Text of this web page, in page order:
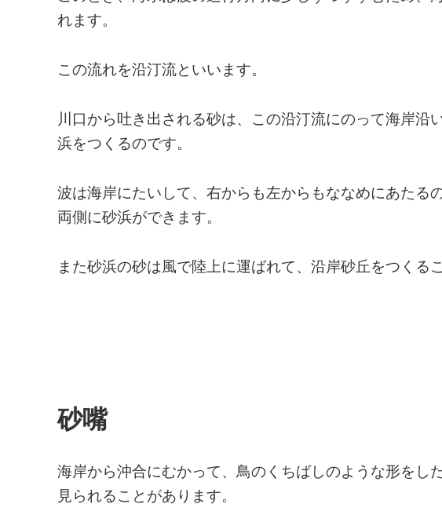
れます。
この流れを沿汀流といいます。
川口から吐き出される砂は、この沿汀流にのって海岸沿
浜をつくるのです。
波は海岸にたいして、右からも左からもななめにあたる
両側に砂浜ができます。
また砂浜の砂は風で陸上に運ばれて、沿岸砂丘をつくる
砂嘴
海岸から沖合にむかって、鳥のくちばしのような形をし
見られることがあります。